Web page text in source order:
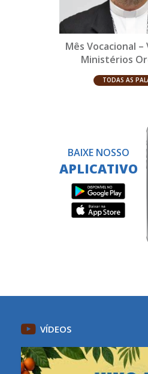
Mês Vocacional –
Ministérios
TODAS AS
BAIXE NOSSO
APLICATIVO
VÍDEOS